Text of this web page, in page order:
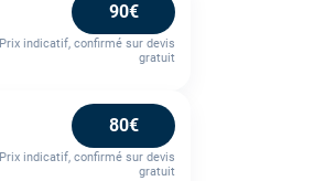
90€
Prix indicatif, confirmé sur devis
gratuit
80€
Prix indicatif, confirmé sur devis
gratuit